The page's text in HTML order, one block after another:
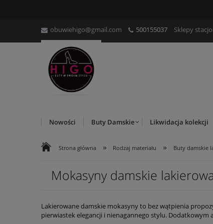
obuwiehigo@gmail.com 500155037 Sklepy
Nowości Buty Damskie Likwidacja kolekcji
Strona główna » Rodzaj materiału » Buty damskie
Mokasyny damskie
Lakierowane damskie mokasyny to bez wątpienia
pierwiastek elegancji i nienagannego stylu.